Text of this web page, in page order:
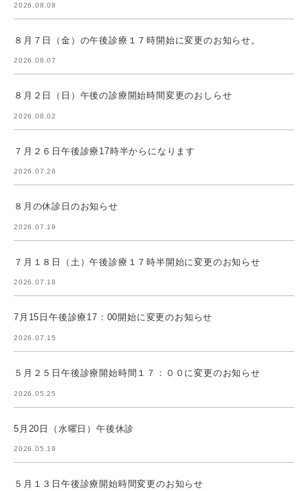
2026.08.08
８月７日（金）の午後診療１７時開始に変更のお知らせ。
2026.08.07
８月２日（日）午後の診療開始時間変更のおしらせ
2026.08.02
７月２６日午後診療17時半からになります
2026.07.26
８月の休診日のお知らせ
2026.07.19
７月１８日（土）午後診療１７時半開始に変更のお知らせ
2026.07.18
7月15日午後診療17：00開始に変更のお知らせ
2026.07.15
５月２５日午後診療開始時間１７：００に変更のお知らせ
2026.05.25
5月20日（水曜日）午後休診
2026.05.19
５月１３日午後診療開始時間変更のお知らせ